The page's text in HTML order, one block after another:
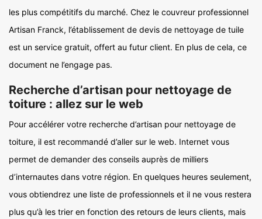
les plus compétitifs du marché. Chez le couvreur professionnel
Artisan Franck, l’établissement de devis de nettoyage de tuile
est un service gratuit, offert au futur client. En plus de cela, ce
document ne l’engage pas.
Recherche d’artisan pour nettoyage de
toiture : allez sur le web
Pour accélérer votre recherche d’artisan pour nettoyage de
toiture, il est recommandé d’aller sur le web. Internet vous
permet de demander des conseils auprès de milliers
d’internautes dans votre région. En quelques heures seulement,
vous obtiendrez une liste de professionnels et il ne vous restera
plus qu’à les trier en fonction des retours de leurs clients, mais